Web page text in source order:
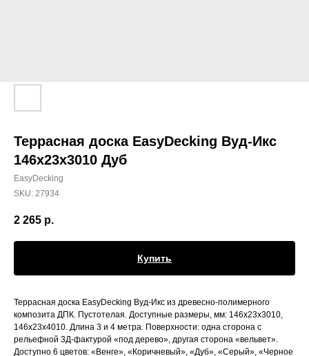
Террасная доска EasyDecking Вуд-Икс
146х23х3010 Дуб
EasyDecking
SKU: 27934
2 265 р.
Купить
Террасная доска EasyDecking Вуд-Икс из древесно-полимерного
композита ДПК. Пустотелая. Доступные размеры, мм: 146х23х3010,
146х23х4010. Длина 3 и 4 метра. Поверхности: одна сторона с
рельефной 3Д-фактурой «под дерево», другая сторона «вельвет».
Доступно 6 цветов: «Венге», «Коричневый», «Дуб», «Серый», «Черное